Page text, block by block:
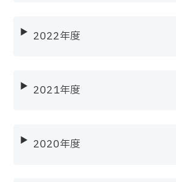
2022年度
2021年度
2020年度